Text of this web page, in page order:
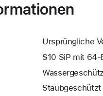
Ursprüngliche
S10 SiP mit
Staubgeschützt